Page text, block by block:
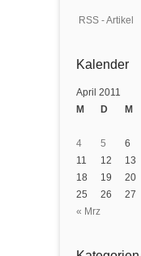
RSS - Artikel
Kalender
April 2011
M
D M
« Mrz
4
5 6
11
12 13
18
19 20
25
26 27